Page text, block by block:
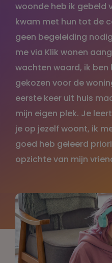
woonde heb ik gebeld
kwam met hun tot de
geen begeleiding
me via Klik wonen
wachten waard, ik ben
gekozen voor de
eerste keer uit huis
mijn eigen plek. Je
je op jezelf woont, ik
goed heb geleerd
opzichte van mijn